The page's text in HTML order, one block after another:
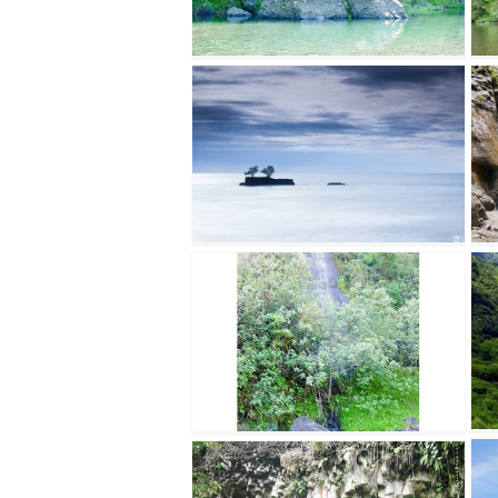
Motu Anapa, le bateau de Hiro
– Papenoo
Ancienne mine de pierres
Vaiotea – Papenoo